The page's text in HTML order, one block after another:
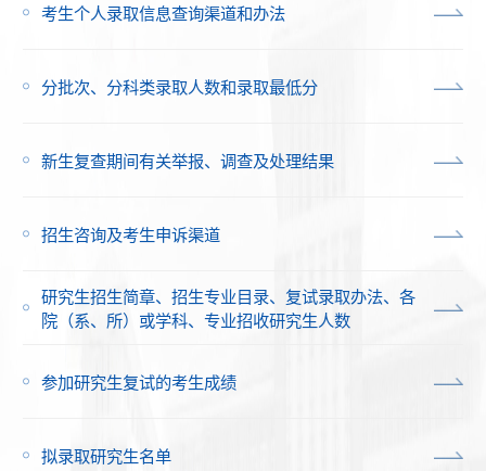
考生个人录取信息查询渠道和办法
分批次、分科类录取人数和录取最低分
新生复查期间有关举报、调查及处理结果
招生咨询及考生申诉渠道
研究生招生简章、招生专业目录、复试录取办法、各
院（系、所）或学科、专业招收研究生人数
参加研究生复试的考生成绩
拟录取研究生名单